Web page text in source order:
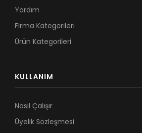
Yardım
Firma Kategorileri
Ürün Kategorileri
KULLANIM
Nasıl Çalışır
Üyelik Sözleşmesi